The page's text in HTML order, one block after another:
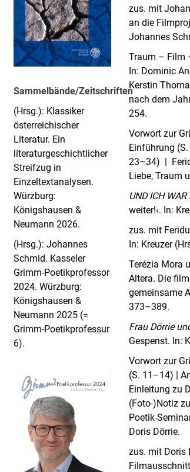
Sammelbände/Zeitschriften
(Hrsg.): Klassiker
österreichischer
Literatur. Ein
literaturgeschichtlicher
Streifzug in
Einzeltextanalysen.
Würzburg:
Königshausen &
Neumann 2026.
(Hrsg.): Johannes
Schmid. Kasseler
Grimm-Poetikprofessor
2024. Würzburg:
Königshausen &
Neumann 2025 (=
Grimm-Poetikprofessur
6).
zus. mit
an die
Johannes
Traum – Film
In: Dominic
Kerstin
nach dem
254.
Vorwort zur
Einführung
23–34) |
Liebe, Traum
UND ICH
weiter!‹. In:
zus. mit
In: Kreuzer
Terézia Mora
Altera. Die
gemeinsame
373–389.
Frau Dörrie
Gespenst. In:
Vorwort zur
(S. 11–14) |
Einleitung zu
(Foto-)Notiz
Poetik-
Doris Dörrie.
zus. mit Doris